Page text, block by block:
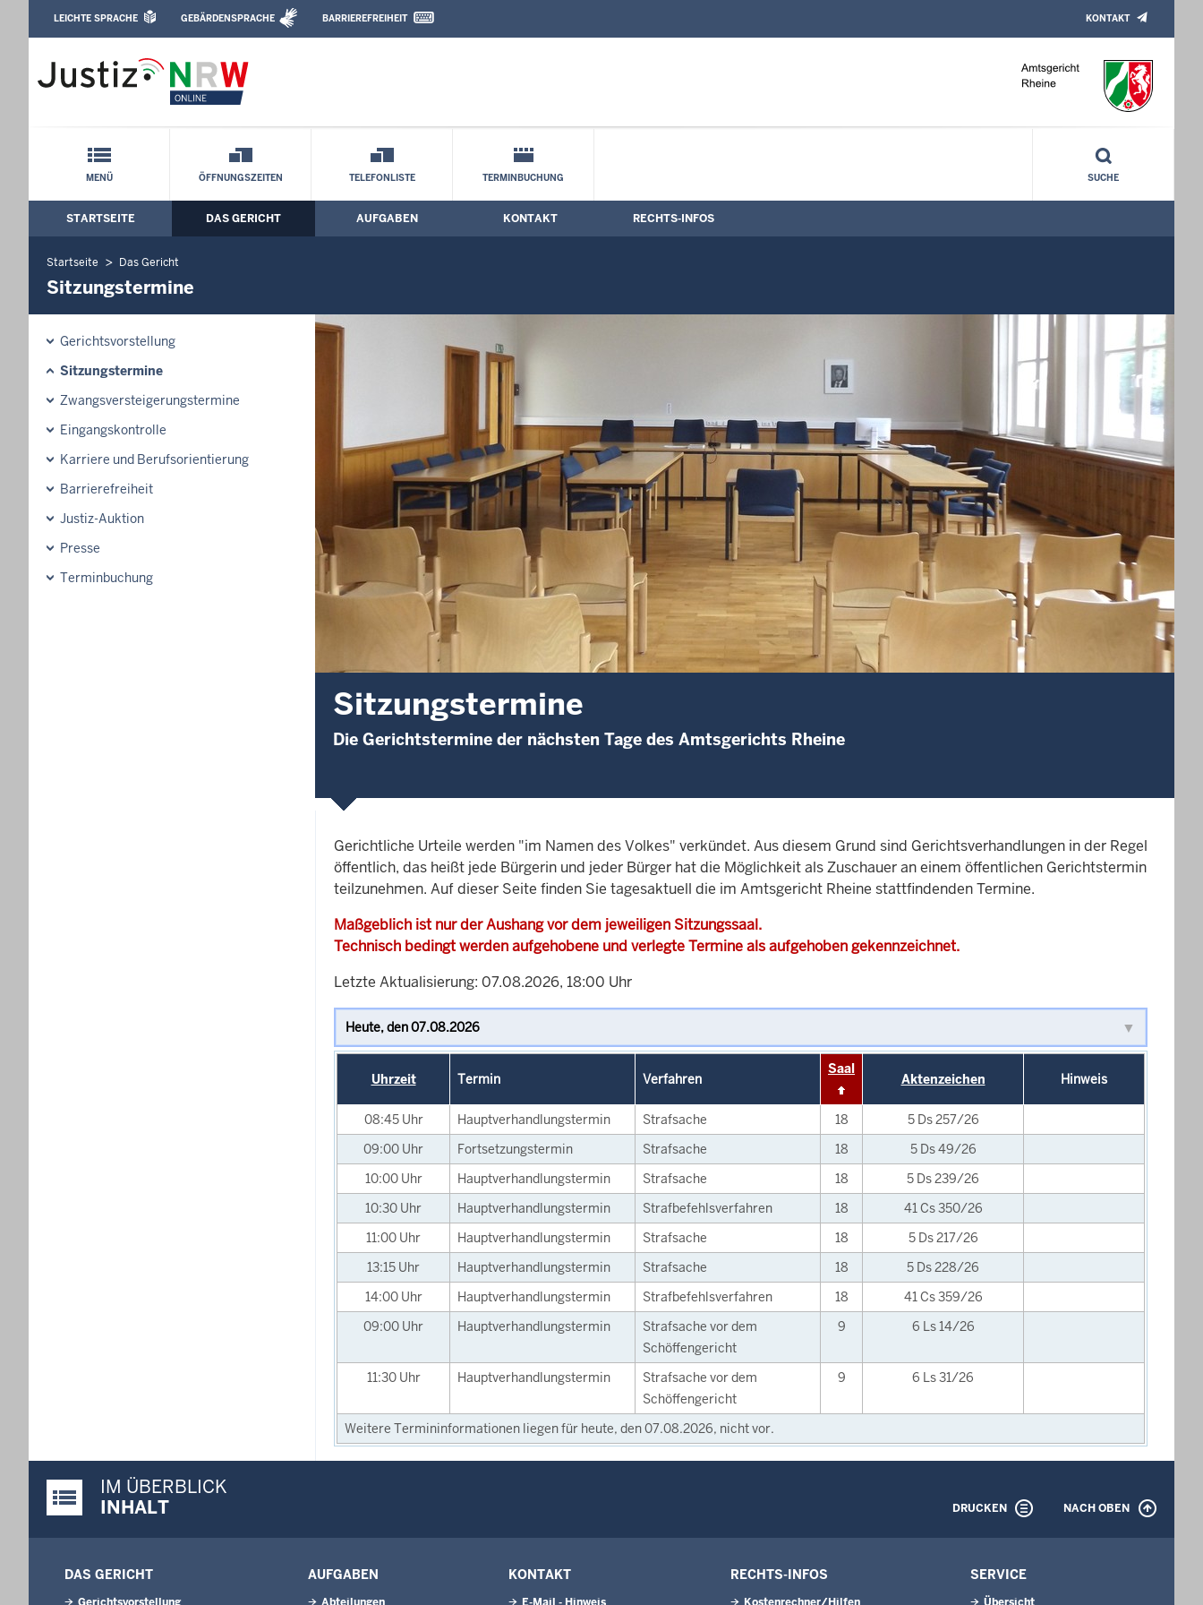
Amtsgericht Rheine: Sitzungstermine
Leichte Sprache, Gebärdensprachenvideo und Kontaktformular
LEICHTE SPRACHE GEBÄRDENSPRACHE BARRIEREFREIHEIT KONTAKT
Schnellnavigation mit Volltext-Suche
MENÜ ÖFFNUNGSZEITEN TELEFONLISTE TERMINBUCHUNG SUCHE
Hauptmenü: Hauptnavigation
STARTSEITE DAS GERICHT AUFGABEN KONTAKT RECHTS-INFOS
Startseite Das Gericht
Sitzungstermine
Gerichtsvorstellung
Sitzungstermine
Zwangsversteigerungstermine
Eingangskontrolle
Karriere und Berufsorientierung
Barrierefreiheit
Justiz-Auktion
Presse
Terminbuchung
Sitzungstermine
Die Gerichtstermine der nächsten Tage des Amtsgerichts Rheine
Gerichtliche Urteile werden "im Namen des Volkes" verkündet. Aus diesem Grund sind Gerichtsverhandlungen in der Regel
öffentlich, das heißt jede Bürgerin und jeder Bürger hat die Möglichkeit als Zuschauer an einem öffentlichen Gerichtstermin
teilzunehmen. Auf dieser Seite finden Sie tagesaktuell die im Amtsgericht Rheine stattfindenden Termine.
Maßgeblich ist nur der Aushang vor dem jeweiligen Sitzungssaal.
Technisch bedingt werden aufgehobene und verlegte Termine als aufgehoben gekennzeichnet.
Letzte Aktualisierung: 07.08.2026, 18:00 Uhr
Uhrzeit Termin Verfahren
Saal
Aktenzeichen Hinweis
08:45 Uhr Hauptverhandlungstermin Strafsache 18
5 Ds 257/26
09:00 Uhr Fortsetzungstermin Strafsache 18
5 Ds 49/26
10:00 Uhr Hauptverhandlungstermin Strafsache 18
5 Ds 239/26
10:30 Uhr Hauptverhandlungstermin Strafbefehlsverfahren 18
41 Cs 350/26
11:00 Uhr Hauptverhandlungstermin Strafsache 18
5 Ds 217/26
13:15 Uhr Hauptverhandlungstermin Strafsache 18
5 Ds 228/26
14:00 Uhr Hauptverhandlungstermin Strafbefehlsverfahren 18
41 Cs 359/26
09:00 Uhr Hauptverhandlungstermin
Strafsache vor dem
Schöffengericht
9 6 Ls 14/26
11:30 Uhr Hauptverhandlungstermin
Strafsache vor dem
Schöffengericht
9 6 Ls 31/26
Weitere Termininformationen liegen für heute, den 07.08.2026, nicht vor.
Justiz-Portal im Überblick:
IM ÜBERBLICK
INHALT
DRUCKEN NACH OBEN
DAS GERICHT AUFGABEN KONTAKT RECHTS-INFOS SERVICE